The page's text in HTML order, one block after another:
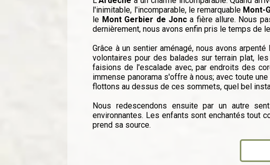
l'inimitable, l'incomparable, le remarquable Mont-
le Mont Gerbier de Jonca fière allure. Nous
dernièrement, nous avons enfin pris le temps de
Grâce à un sentier aménagé, nous avons
volontaires pour des balades sur terrain plat,
faisions de l'escalade avec, par endroits des
immense panorama s'offre à nous; avec toute
flottons au dessus de ces sommets, quel bel
Nous redescendons ensuite par un autre
environnantes. Les enfants sont enchantés tout
prend sa source.